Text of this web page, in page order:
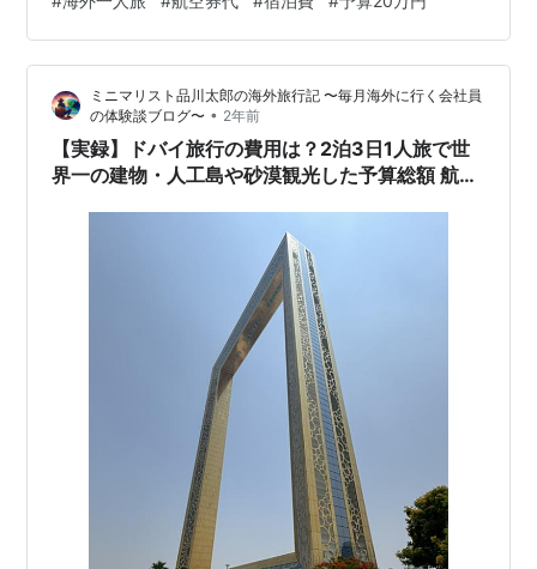
ど実費公開
ミニマリスト品川太郎の海外旅行記 〜毎月海外に行く会社員
の体験談ブログ〜 • 2年前
【実録】ドバイ旅行の費用は？2泊3日1人旅で世
界一の建物・人工島や砂漠観光した予算総額 航空